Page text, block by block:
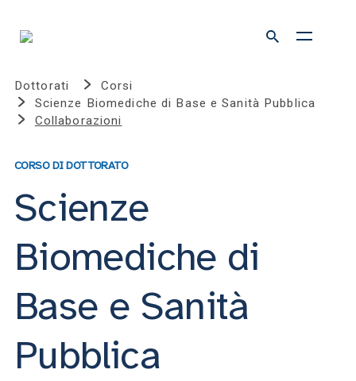
Dottorati
Corsi
Scienze Biomediche di Base e Sanità Pubblica
Collaborazioni
CORSO DI DOTTORATO
Scienze
Biomediche di
Base e Sanità
Pubblica